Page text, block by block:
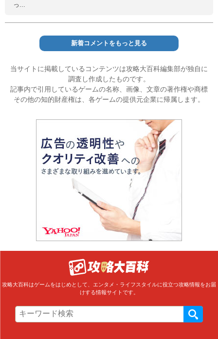
っ...
新着コメントをもっと見る
当サイトに掲載しているコンテンツは攻略大百科編集部が独自に
調査し作成したものです。
記事内で引用しているゲームの名称、画像、文章の著作権や商標
その他の知的財産権は、各ゲームの提供元企業に帰属します。
攻略大百科はゲームをはじめとして、エンタメ・ライフスタイルに役立つ攻略情報をお届
けする情報サイトです。